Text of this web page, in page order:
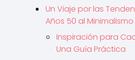
Un Viaje por las
Años 50 al
Inspiración para
Una Guía Práctica